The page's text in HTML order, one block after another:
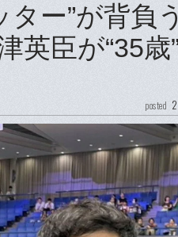
ー”が背負
臣が“35歳
posted